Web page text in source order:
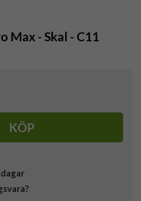
Max - Skal - C11
KÖP